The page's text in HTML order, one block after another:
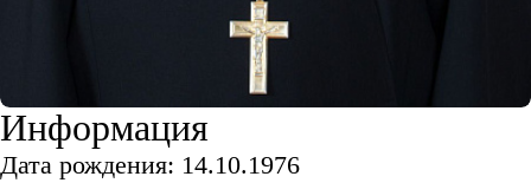
Информация
Дата рождения: 14.10.1976